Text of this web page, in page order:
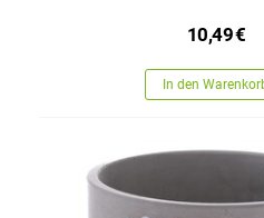
10,49€
In den